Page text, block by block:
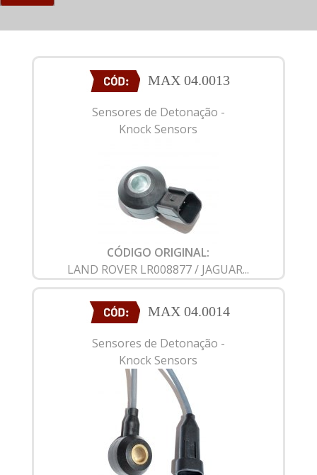
MAX 04.0013
Sensores de Detonação -
Knock Sensors
CÓDIGO ORIGINAL:
LAND ROVER LR008877 / JAGUAR...
MAX 04.0014
Sensores de Detonação -
Knock Sensors